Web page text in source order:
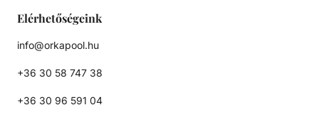
Elérhetőségeink
info@orkapool.hu
+36 30 58 747 38
+36 30 96 591 04